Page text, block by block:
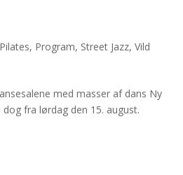
Pilates, Program, Street Jazz,Vild
med masser af dans Ny
fra lørdag den 15. august.